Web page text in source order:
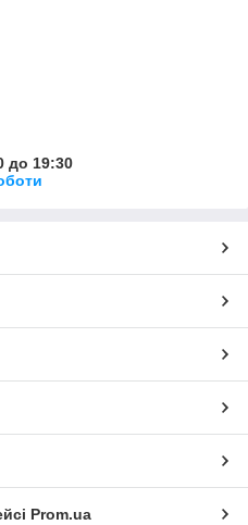
до 19:30
Prom.ua